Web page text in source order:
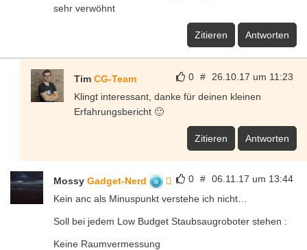
sehr verwöhnt
Zitieren Antworten
0 # 26.10.17 um 11:23
Tim CG-Team
Klingt interessant, danke für deinen kleinen
Erfahrungsbericht 🙂
Zitieren Antworten
0 # 06.11.17 um 13:44
Mossy Gadget-Nerd
Kein anc als Minuspunkt verstehe ich nicht…
Soll bei jedem Low Budget Staubsaugroboter stehen :
Keine Raumvermessung